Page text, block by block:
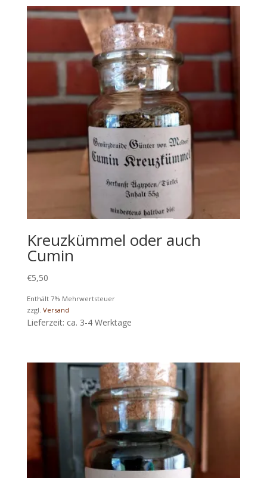
Kreuzkümmel oder auch
Cumin
€5,50
Enthält 7% Mehrwertsteuer
zzgl. Versand
Lieferzeit: ca. 3-4 Werktage